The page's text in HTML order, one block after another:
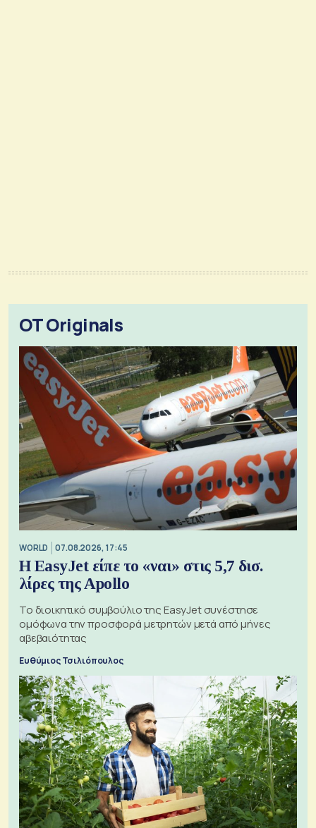
OT Originals
WORLD 07.08.2026, 17:45
Η EasyJet είπε το «ναι» στις 5,7 δισ.
λίρες της Apollo
Το διοικητικό συμβούλιο της EasyJet συνέστησε
ομόφωνα την προσφορά μετρητών μετά από μήνες
αβεβαιότητας
Ευθύμιος Τσιλιόπουλος